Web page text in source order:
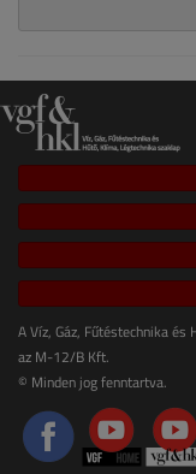
A Víz, Gáz, Fűtéstechnika
az M-12/B Kft.
© Minden jog fenntartva.